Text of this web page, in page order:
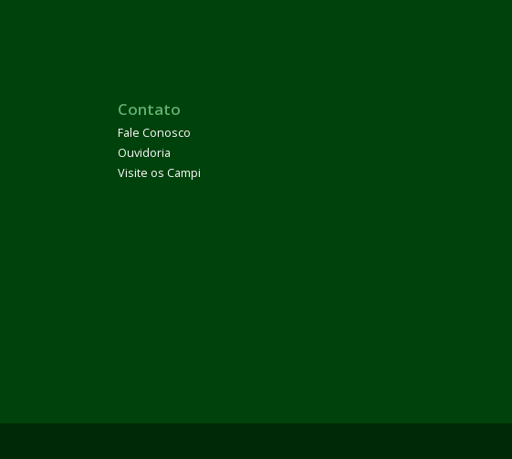
Contato
Fale Conosco
Ouvidoria
Visite os Campi